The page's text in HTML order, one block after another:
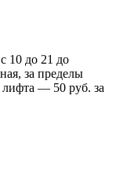
10 до 21 до
за пределы
— 50 руб. за